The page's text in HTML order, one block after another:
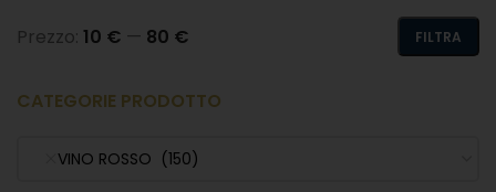
FILTRA
Prezzo: 10 € — 80 €
CATEGORIE PRODOTTO
VINO ROSSO (150)